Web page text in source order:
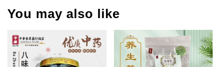
You may also like